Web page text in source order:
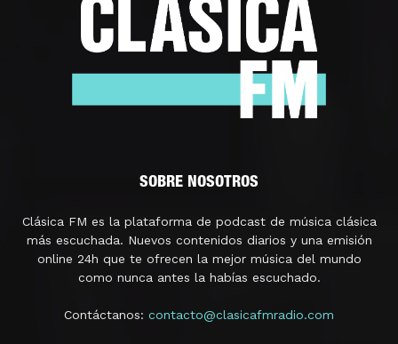
SOBRE NOSOTROS
Clásica FM es la plataforma de podcast de música clásica
más escuchada. Nuevos contenidos diarios y una emisión
online 24h que te ofrecen la mejor música del mundo
como nunca antes la habías escuchado.
Contáctanos: contacto@clasicafmradio.com